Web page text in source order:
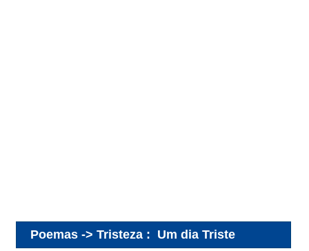
Poemas -> Tristeza : Um dia Triste